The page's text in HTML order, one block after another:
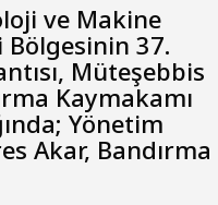
ve Makine
37.
Müteşebbis
Kaymakamı
Yönetim
Akar, Bandırma